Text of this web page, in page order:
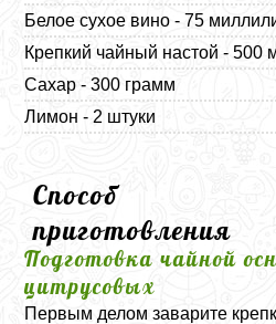
Белое сухое вино - 75
Крепкий чайный настой - 500
Сахар - 300 грамм
Лимон - 2 штуки
Способ
приготовления
Подготовка чайной
цитрусовых
Первым делом заварите